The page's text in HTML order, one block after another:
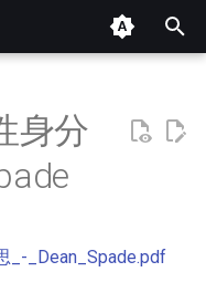
身分
_-_Dean_Spade.pdf